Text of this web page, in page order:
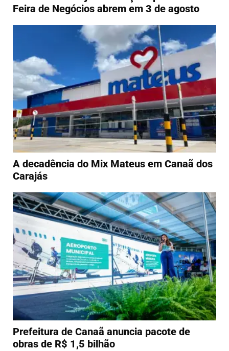
Feira de Negócios abrem em 3 de agosto
A decadência do Mix Mateus em Canaã dos
Carajás
Prefeitura de Canaã anuncia pacote de
obras de R$ 1,5 bilhão